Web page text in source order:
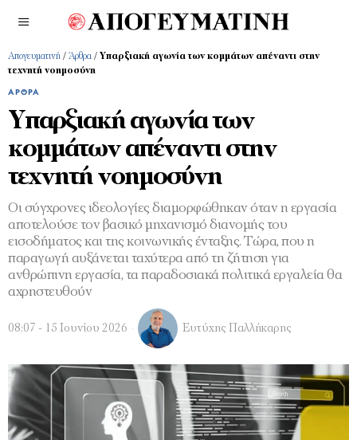
Απογευματινή / Άρθρα / Υπαρξιακή αγωνία των κοµµάτων απέναντι στην
τεχνητή νοηµοσύνη
ΆΡΘΡΑ
Υπαρξιακή αγωνία των
κοµµάτων απέναντι στην
τεχνητή νοηµοσύνη
Οι σύγχρονες ιδεολογίες διαµορφώθηκαν όταν η εργασία
αποτελούσε τον βασικό µηχανισµό διανοµής του
εισοδήµατος και της κοινωνικής ένταξης. Τώρα, που η
παραγωγή αυξάνεται ταχύτερα από τη ζήτηση για
ανθρώπινη εργασία, τα παραδοσιακά πολιτικά εργαλεία θα
αχρηστευθούν
08:07 - 15 Ιουνίου 2026 Ευτύχης Παλλήκαρης